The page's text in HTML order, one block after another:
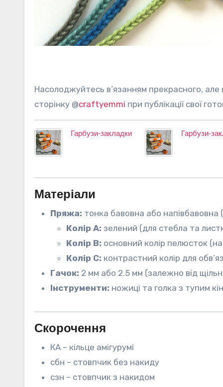
Насолоджуйтесь в’язанням прекрасного, але не забудьте віддячити автору за її працю: позначте її
сторінку @craftyemmi при публікації свої
Гарбузи-закладки Гарбузи-
Матеріали
Пряжа: тонка бавовна або
Колір А: зелений (для стебла та
Колір B: основний колір пелюсток
Колір C: контрастний колір для
Гачок: 2 мм або 2.5 мм (залежно від
Інструменти: ножиці та голка з тупим
Скорочення
КА – кільце амігурумі
сбн – стовпчик без накиду
сзн – стовпчик з накидом